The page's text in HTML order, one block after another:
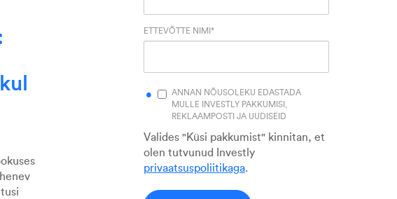
ETTEVÕTTE NIMI *
ANNAN NÕUSOLEKU EDASTADA
MULLE INVESTLY PAKKUMISI,
REKLAAMPOSTI JA UUDISEID
Valides "Küsi pakkumist" kinnitan, et
olen tutvunud Investly
privaatsuspoliitikaga.